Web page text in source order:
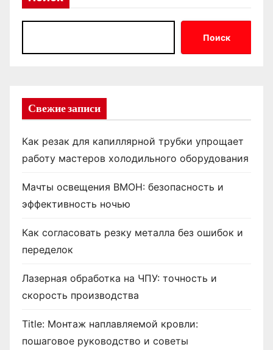
Поиск
Свежие записи
Как резак для капиллярной трубки упрощает
работу мастеров холодильного оборудования
Мачты освещения ВМОН: безопасность и
эффективность ночью
Как согласовать резку металла без ошибок и
переделок
Лазерная обработка на ЧПУ: точность и
скорость производства
Title: Монтаж наплавляемой кровли:
пошаговое руководство и советы